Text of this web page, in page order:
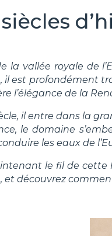
la vallée royale de
il est profondément
l’élégance de la
il entre dans la
le domaine
les eaux de
le fil de cette
et découvrez